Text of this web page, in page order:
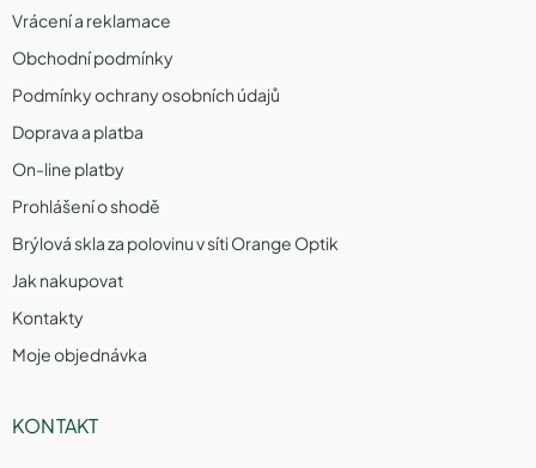
Vrácení a reklamace
Obchodní podmínky
Podmínky ochrany osobních údajů
Doprava a platba
On-line platby
Prohlášení o shodě
Brýlová skla za polovinu v síti Orange Optik
Jak nakupovat
Kontakty
Moje objednávka
KONTAKT